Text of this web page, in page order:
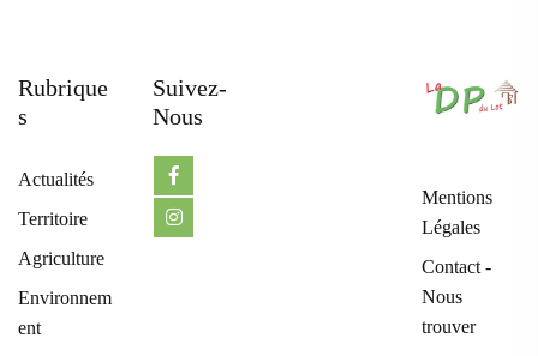
Rubrique
S
Actualités
Territoire
Agriculture
Environnem
ent
Suivez-
Nous
Mentions
Légales
Contact -
Nous
trouver